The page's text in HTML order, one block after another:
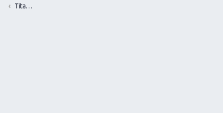
Titan Seduction